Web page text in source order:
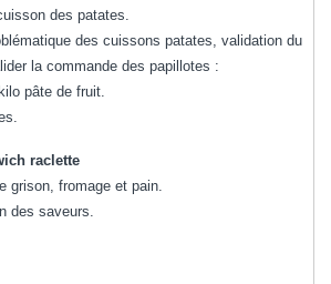
des patates.
des cuissons patates, validation du
la commande des papillotes :
pâte de fruit.
raclette
grison, fromage et pain.
des saveurs.